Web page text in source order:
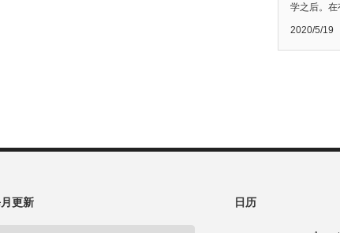
学之后。在
2020/5/19
更新 日历